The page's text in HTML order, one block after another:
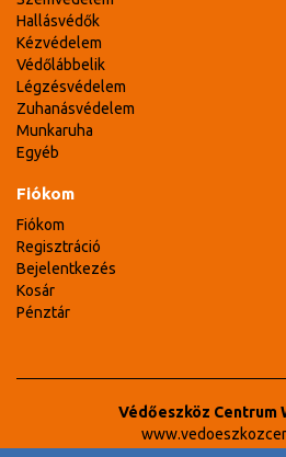
Hallásvédők
Kézvédelem
Védőlábbelik
Légzésvédelem
Zuhanásvédelem
Munkaruha
Egyéb
Fiókom
Fiókom
Regisztráció
Bejelentkezés
Kosár
Pénztár
Védőeszköz Centrum